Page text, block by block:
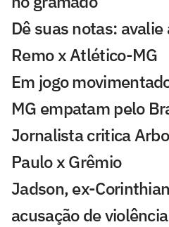
Dê suas notas:
Remo x Atlético-MG
Em jogo
MG empatam pelo
Jornalista critica
Paulo x Grêmio
Jadson, ex-
acusação de